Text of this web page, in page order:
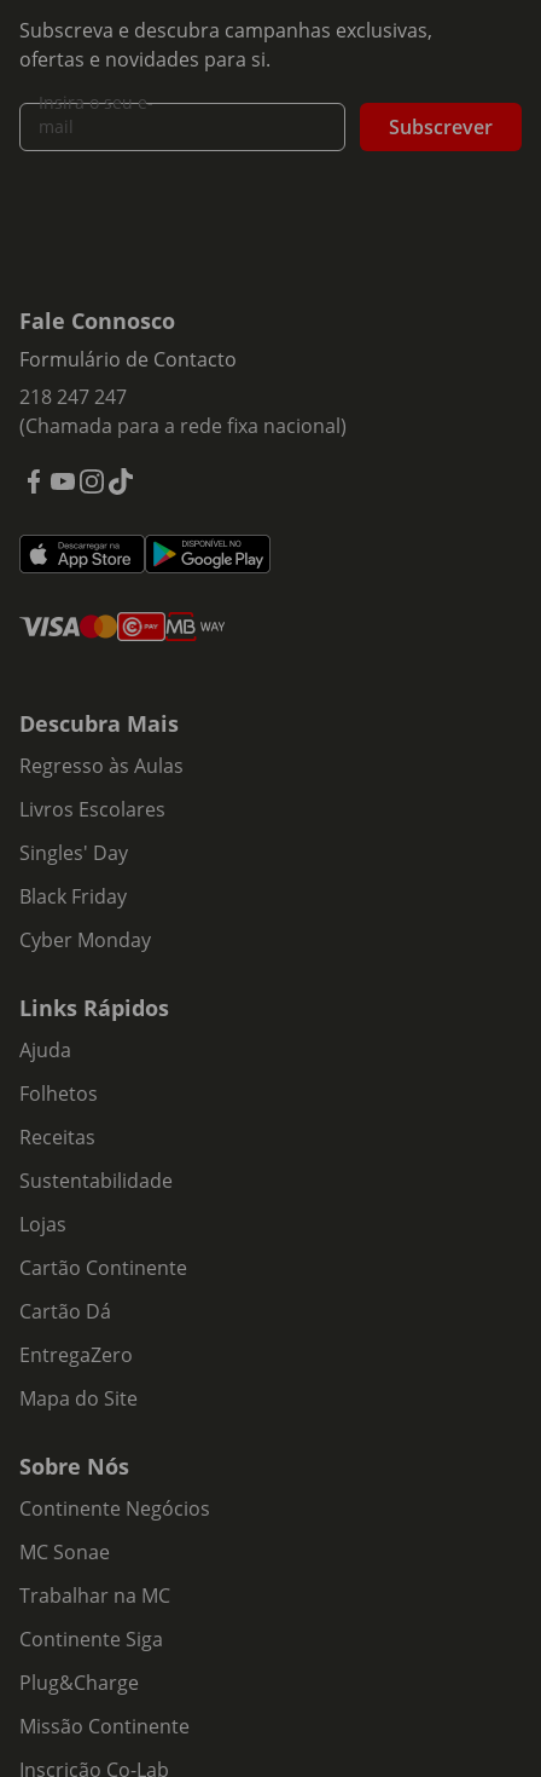
Subscreva e descubra campanhas exclusivas,
ofertas e novidades para si.
Insira o seu e-
mail
Subscrever
Fale Connosco
Formulário de Contacto
218 247 247
(Chamada para a rede fixa nacional)
Descubra Mais
Regresso às Aulas
Livros Escolares
Singles' Day
Black Friday
Cyber Monday
Links Rápidos
Ajuda
Folhetos
Receitas
Sustentabilidade
Lojas
Cartão Continente
Cartão Dá
EntregaZero
Mapa do Site
Sobre Nós
Continente Negócios
MC Sonae
Trabalhar na MC
Continente Siga
Plug&Charge
Missão Continente
Inscrição Co-Lab